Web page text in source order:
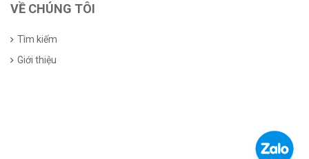
VỀ CHÚNG TÔI
Tìm kiếm
Giới thiệu